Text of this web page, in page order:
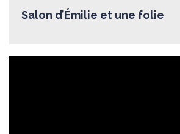
Salon d’Émilie et une folie